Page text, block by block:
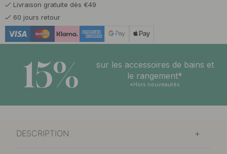
Livraison gratuite dès €49
60 jours retour
15%
sur les accessoires de bains et
le rangement*
*Hors nouveautés
DESCRIPTION